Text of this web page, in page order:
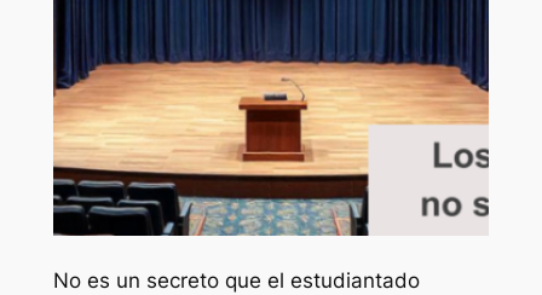
No es un secreto que el estudiantado